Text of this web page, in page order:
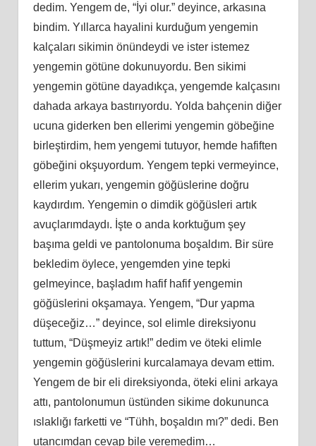
dedim. Yengem de, “İyi olur.” deyince, arkasına
bindim. Yıllarca hayalini kurduğum yengemin
kalçaları sikimin önündeydi ve ister istemez
yengemin götüne dokunuyordu. Ben sikimi
yengemin götüne dayadıkça, yengemde kalçasını
dahada arkaya bastırıyordu. Yolda bahçenin diğer
ucuna giderken ben ellerimi yengemin göbeğine
birleştirdim, hem yengemi tutuyor, hemde hafiften
göbeğini okşuyordum. Yengem tepki vermeyince,
ellerim yukarı, yengemin göğüslerine doğru
kaydırdım. Yengemin o dimdik göğüsleri artık
avuçlarımdaydı. İşte o anda korktuğum şey
başıma geldi ve pantolonuma boşaldım. Bir süre
bekledim öylece, yengemden yine tepki
gelmeyince, başladım hafif hafif yengemin
göğüslerini okşamaya. Yengem, “Dur yapma
düşeceğiz…” deyince, sol elimle direksiyonu
tuttum, “Düşmeyiz artık!” dedim ve öteki elimle
yengemin göğüslerini kurcalamaya devam ettim.
Yengem de bir eli direksiyonda, öteki elini arkaya
attı, pantolonumun üstünden sikime dokununca
ıslaklığı farketti ve “Tühh, boşaldın mı?” dedi. Ben
utancımdan cevap bile veremedim…